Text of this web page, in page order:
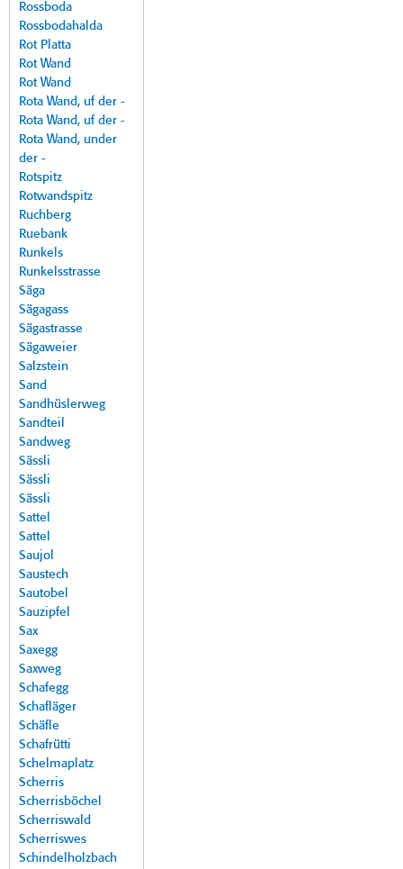
Rossboda
Rossbodahalda
Rot Platta
Rot Wand
Rot Wand
Rota Wand, uf der -
Rota Wand, uf der -
Rota Wand, under
der -
Rotspitz
Rotwandspitz
Ruchberg
Ruebank
Runkels
Runkelsstrasse
Säga
Sägagass
Sägastrasse
Sägaweier
Salzstein
Sand
Sandhüslerweg
Sandteil
Sandweg
Sässli
Sässli
Sässli
Sattel
Sattel
Saujol
Saustech
Sautobel
Sauzipfel
Sax
Saxegg
Saxweg
Schafegg
Schafläger
Schäfle
Schafrütti
Schelmaplatz
Scherris
Scherrisböchel
Scherriswald
Scherriswes
Schindelholzbach